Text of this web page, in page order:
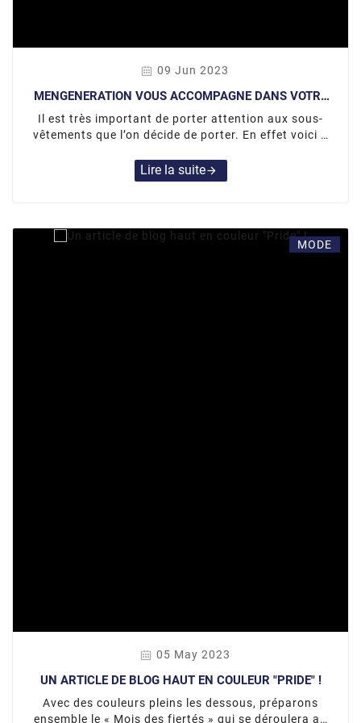
09 Jun 2023
MENGENERATION VOUS ACCOMPAGNE DANS VOTRE
Il est très important de porter attention aux sous-
vêtements que l’on décide de porter. En effet voici 5
qualité.
Lire la suitearrow_forward
MODE
05 May 2023
UN ARTICLE DE BLOG HAUT EN COULEUR "PRIDE" !
Avec des couleurs pleins les dessous, préparons
ensemble le « Mois des fiertés » qui se déroulera au